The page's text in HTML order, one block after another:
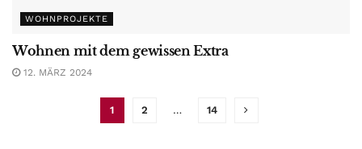
WOHNPROJEKTE
Wohnen mit dem gewissen Extra
12. MÄRZ 2024
1 2 … 14